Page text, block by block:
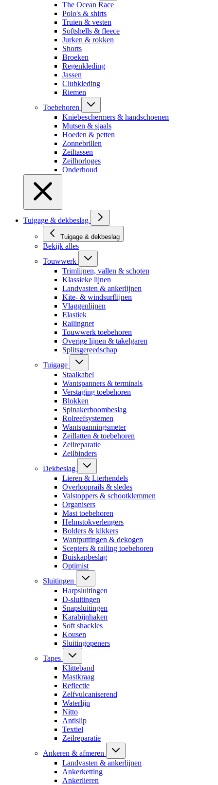
The Ocean Race
Polo's & shirts
Truien & vesten
Softshells & fleece
Jurken & rokken
Shorts
Broeken
Regenkleding
Jassen
Clubkleding
Riemen
Toebehoren
Kniebeschermers & handschoenen
Mutsen & sjaals
Hoeden & petten
Zonnebrillen
Zeiltassen
Zeilhorloges
Onderhoud
Tuigage & dekbeslag
Tuigage & dekbeslag
Bekijk alles
Touwwerk
Trimlijnen, vallen & schoten
Klassieke lijnen
Landvasten & ankerlijnen
Kite- & windsurflijnen
Vlaggenlijnen
Elastiek
Railingnet
Touwwerk toebehoren
Overige lijnen & takelgaren
Splitsgereedschap
Tuigage
Staalkabel
Wantspanners & terminals
Verstaging toebehoren
Blokken
Spinakerboombeslag
Rolreefsystemen
Wantspanningsmeter
Zeillatten & toebehoren
Zeilreparatie
Zeilbinders
Dekbeslag
Lieren & Lierhendels
Overlooprails & sledes
Valstoppers & schootklemmen
Organisers
Mast toebehoren
Helmstokverlengers
Bolders & kikkers
Wantputtingen & dekogen
Scepters & railing toebehoren
Buiskapbeslag
Optimist
Sluitingen
Harpsluitingen
D-sluitingen
Snapsluitingen
Karabijnhaken
Soft shackles
Kousen
Sluitingopeners
Tapes
Klitteband
Mastkraag
Reflectie
Zelfvulcaniserend
Waterlijn
Nitto
Antislip
Textiel
Zeilreparatie
Ankeren & afmeren
Landvasten & ankerlijnen
Ankerketting
Ankerlieren